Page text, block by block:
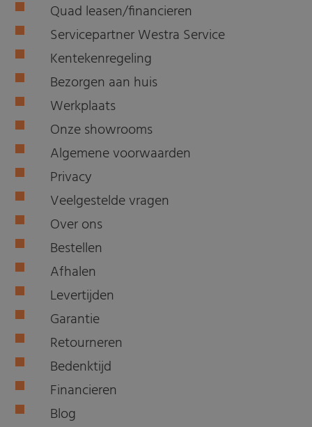
Quad leasen/financieren
Servicepartner Westra Service
Kentekenregeling
Bezorgen aan huis
Werkplaats
Onze showrooms
Algemene voorwaarden
Privacy
Veelgestelde vragen
Over ons
Bestellen
Afhalen
Levertijden
Garantie
Retourneren
Bedenktijd
Financieren
Blog